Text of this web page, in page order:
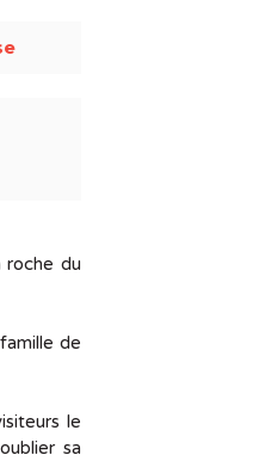
roche du
de
le
sa